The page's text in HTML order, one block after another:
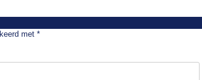
met *